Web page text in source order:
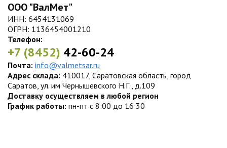
ООО "ВалМет"
ИНН: 6454131069
ОГРН: 1136454001210
Телефон:
+7 (8452) 42-60-24
Почта: info@valmetsar.ru
Адрес склада: 410017, Саратовская область, город
Саратов, ул. им Чернышевского Н.Г., д.109
Доставку осуществляем в любой регион
График работы: пн-пт с 8:00 до 16:30